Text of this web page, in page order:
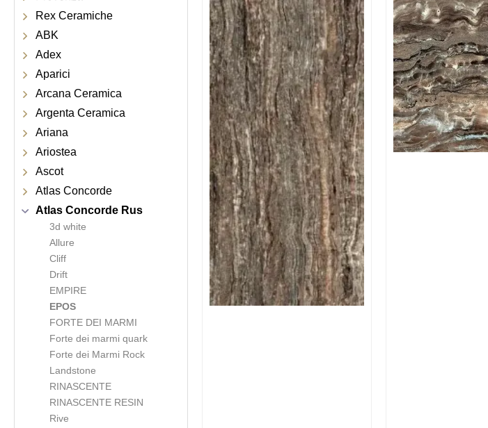
Rex Ceramiche
ABK
Adex
Aparici
Arcana Ceramica
Argenta Ceramica
Ariana
Ariostea
Ascot
Atlas Concorde
Atlas Concorde Rus
3d white
Allure
Cliff
Drift
EMPIRE
EPOS
FORTE DEI MARMI
Forte dei marmi quark
Forte dei Marmi Rock
Landstone
RINASCENTE
RINASCENTE RESIN
Rive